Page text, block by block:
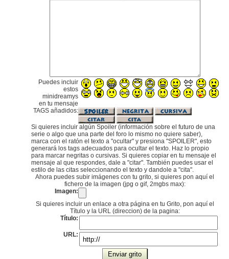
Puedes incluir
estos
minidreamys
en tu mensaje
TAGS añadidos:
Si quieres incluir algún Spoiler (información sobre el futuro de una
serie o algo que una parte del foro lo mismo no quiere saber),
marca con el ratón el texto a "ocultar" y presiona "SPOILER", esto
generará los tags adecuados para ocultar el texto. Haz lo propio
para marcar negritas o cursivas. Si quieres copiar en tu mensaje el
mensaje al que respondes, dale a "citar". También puedes usar el
estilo de las citas seleccionando el texto y dandole a "cita".
Ahora puedes subir imágenes con tu grito, si quieres pon aquí el
fichero de la imagen (jpg o gif, 2mgbs max):
Imagen:
Si quieres incluir un enlace a otra página en tu Grito, pon aquí el
Título y la URL (direccion) de la pagina:
Título:
URL: